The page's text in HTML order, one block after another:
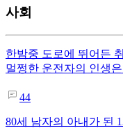
사회
한밤중 도로에 뛰어든
멀쩡한 운전자의 인생
44
80세 남자의 아내가 된